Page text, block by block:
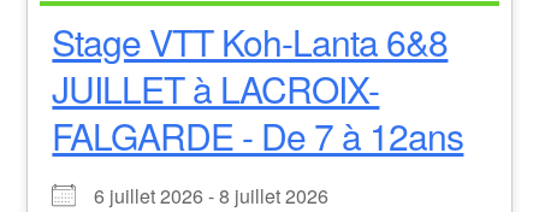
Stage VTT Koh-Lanta 6&8
JUILLET à LACROIX-
FALGARDE - De 7 à 12ans
6 juillet 2026 - 8 juillet 2026